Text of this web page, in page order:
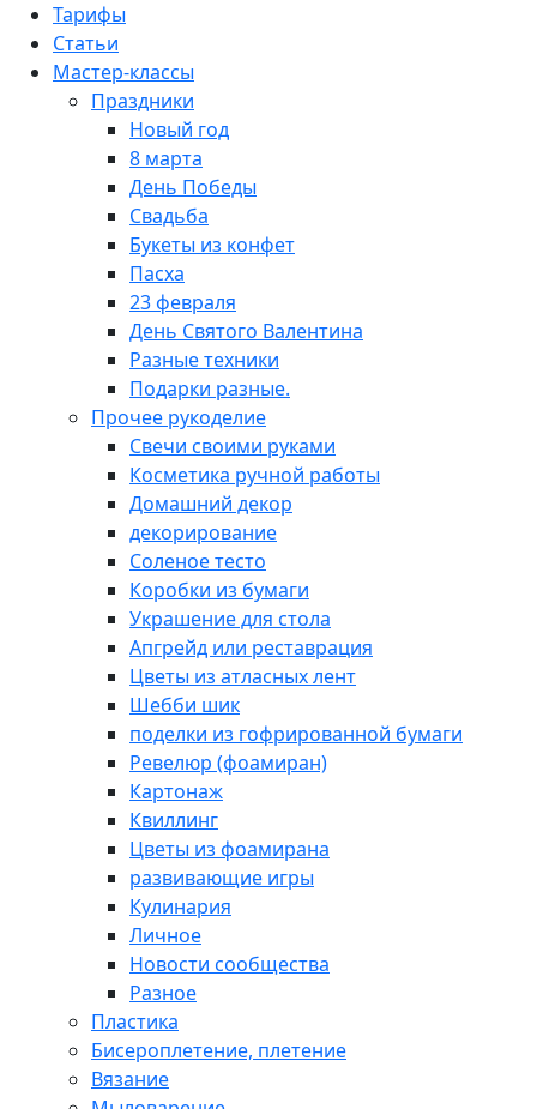
Тарифы
Статьи
Мастер-классы
Праздники
Новый год
8 марта
День Победы
Свадьба
Букеты из конфет
Пасха
23 февраля
День Святого Валентина
Разные техники
Подарки разные.
Прочее рукоделие
Свечи своими руками
Косметика ручной работы
Домашний декор
декорирование
Соленое тесто
Коробки из бумаги
Украшение для стола
Апгрейд или реставрация
Цветы из атласных лент
Шебби шик
поделки из гофрированной бумаги
Ревелюр (фоамиран)
Картонаж
Квиллинг
Цветы из фоамирана
развивающие игры
Кулинария
Личное
Новости сообщества
Разное
Пластика
Бисероплетение, плетение
Вязание